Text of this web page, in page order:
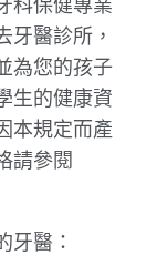
牙醫診所，
為您的孩子
生的健康資
本規定而產
請參閱
牙醫：